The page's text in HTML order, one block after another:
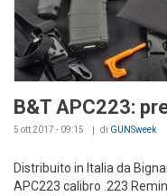
B&T APC223:
5 ott 2017 - 09:15 di GUNSweek
Distribuito in Italia da
APC223 calibro .223